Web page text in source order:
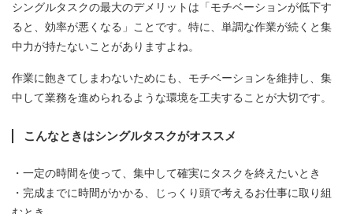
シングルタスクの最大のデメリットは「モチベーションが低下す
ると、効率が悪くなる」ことです。特に、単調な作業が続くと集
中力が持たないことがありますよね。
作業に飽きてしまわないためにも、モチベーションを維持し、集
中して業務を進められるような環境を工夫することが大切です。
こんなときはシングルタスクがオススメ
・一定の時間を使って、集中して確実にタスクを終えたいとき
・完成までに時間がかかる、じっくり頭で考えるお仕事に取り組